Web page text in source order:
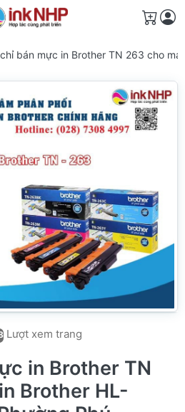
Giỏ
bán mực in Brother TN 263 cho
Lượt xem trang
in Brother TN
Brother HL-